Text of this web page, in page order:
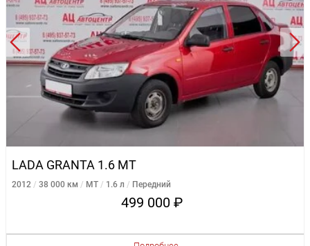
LADA GRANTA 1.6 MT
2012 38 000 км MT 1.6 л Передний
499 000 ₽